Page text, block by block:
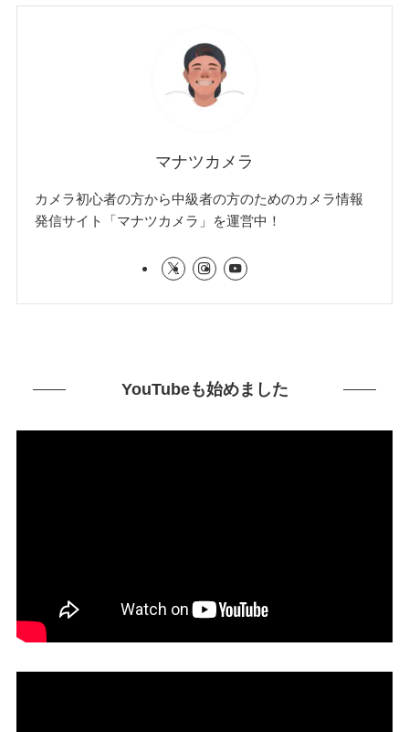
マナツカメラ
カメラ初心者の方から中級者の方のためのカメラ情報
発信サイト「マナツカメラ」を運営中！
YouTubeも始めました